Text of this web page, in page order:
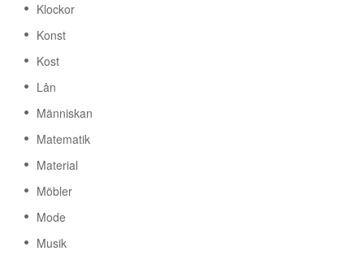
Klockor
Konst
Kost
Lån
Människan
Matematik
Material
Möbler
Mode
Musik